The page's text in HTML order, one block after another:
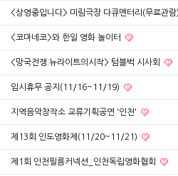
<상영중입니다> 미림극장 다큐멘터리(무료관람)
<코마네코>와 한일 영화 놀이터
<망국전쟁:뉴라이트의시작> 텀블벅 시사회
임시휴무 공지(11/16~11/19)
지역음악창작소 교류기획공연 '인천'
제13회 인도영화제(11/20~11/21)
제1회 인천필름커넥션_인천독립영화협회